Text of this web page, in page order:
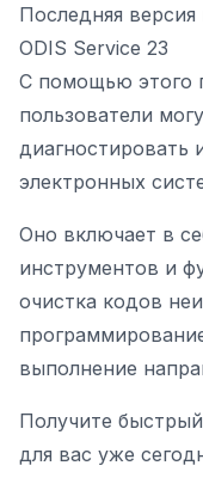
Последняя
ODIS Service 23
С помощью этого
пользователи
диагностировать
электронных
Оно включает в
инструментов и
очистка кодов
выполнение
Получите
для вас уже